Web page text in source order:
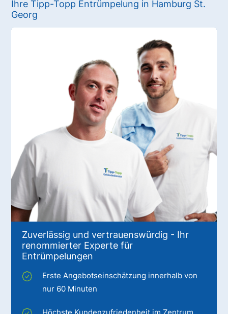
Ihre Tipp-Topp Entrümpelung in Hamburg St.
Georg
Zuverlässig und vertrauenswürdig - Ihr
renommierter Experte für
Entrümpelungen
Erste Angebotseinschätzung innerhalb von
nur 60 Minuten